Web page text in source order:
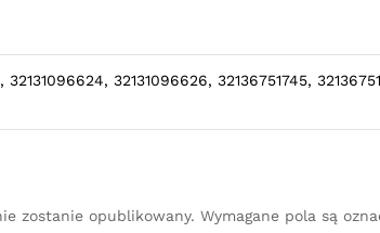
32131096626, 32136751745,
zostanie opublikowany. Wymagane pola są